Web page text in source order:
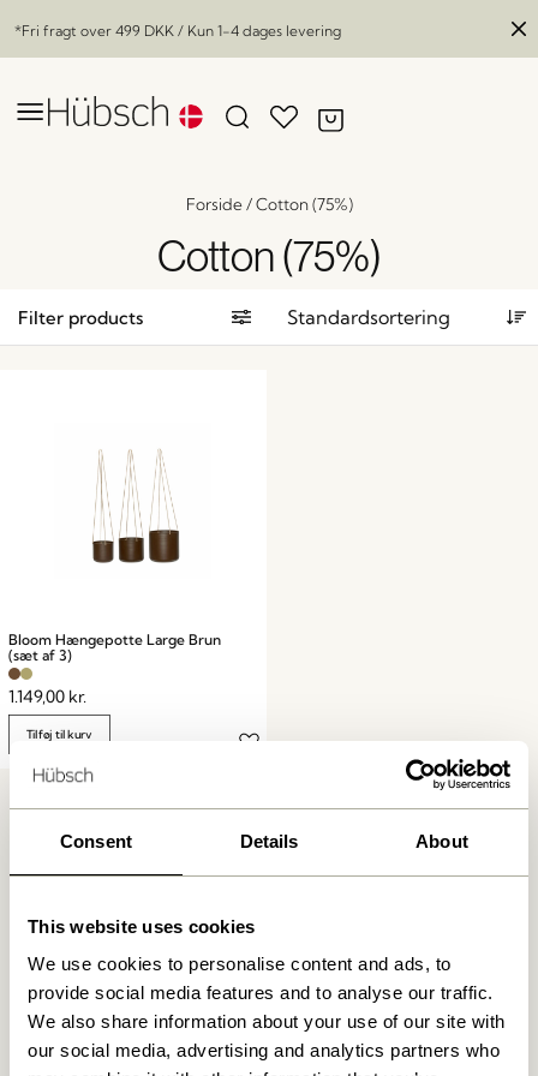
Consent Details About
This website uses cookies
We use cookies to personalise content and ads, to
provide social media features and to analyse our traffic.
We also share information about your use of our site with
our social media, advertising and analytics partners who
*Fri fragt over 499 DKK / Kun 1-4 dages levering
Forside/Cotton (75%)
Cotton (75%)
Filter products
Bloom Hængepotte Large Brun
(sæt af 3)
1.149,00 kr.
Tilføj til kurv
Fri fragt ved køb over499 DKK*
Kun 1-4 dages levering